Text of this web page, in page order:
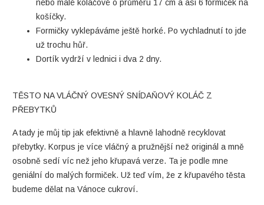
nebo malé koláčové o průměru 17 cm a asi 6 formiček na
košíčky.
Formičky vyklepáváme ještě horké. Po vychladnutí to jde
už trochu hůř.
Dortík vydrží v lednici i dva 2 dny.
TĚSTO NA VLÁČNÝ OVESNÝ SNÍDAŇOVÝ KOLÁČ Z
PŘEBYTKŮ
A tady je můj tip jak efektivně a hlavně lahodně recyklovat
přebytky. Korpus je více vláčný a pružnější než originál a mně
osobně sedí víc než jeho křupavá verze. Ta je podle mne
geniální do malých formiček. Už teď vím, že z křupavého těsta
budeme dělat na Vánoce cukroví.